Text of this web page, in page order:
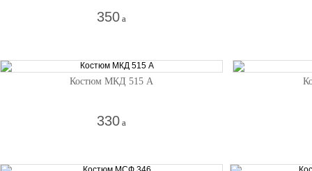
350 a
Костюм МКД 515 А
330 a